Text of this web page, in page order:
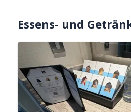
Essens- und